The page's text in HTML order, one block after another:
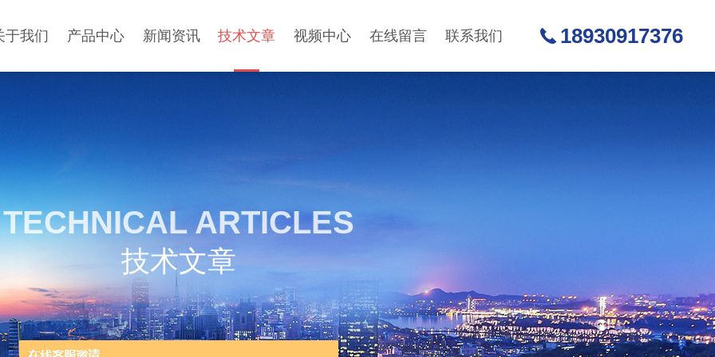
于我们 产品中心 新闻资讯 技术文章 视频中心 在线留言 联系我们 18930917376
TECHNICAL ARTICLES
技术文章